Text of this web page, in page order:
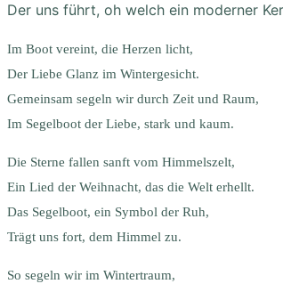
Der uns führt, oh welch ein moderner
Im Boot vereint, die Herzen licht,
Der Liebe Glanz im Wintergesicht.
Gemeinsam segeln wir durch Zeit und Raum,
Im Segelboot der Liebe, stark und kaum.
Die Sterne fallen sanft vom Himmelszelt,
Ein Lied der Weihnacht, das die Welt erhellt.
Das Segelboot, ein Symbol der Ruh,
Trägt uns fort, dem Himmel zu.
So segeln wir im Wintertraum,